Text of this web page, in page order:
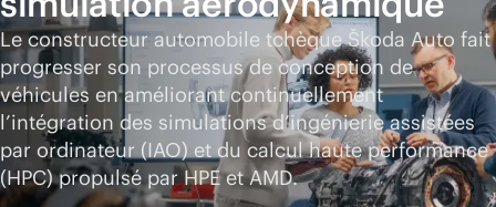
Le constructeur automobile tchèque Škoda Auto fait
progresser son processus de conception de
véhicules en améliorant continuellement
l’intégration des simulations d’ingénierie assistées
par ordinateur (IAO) et du calcul haute performance
(HPC) propulsé par HPE et AMD.